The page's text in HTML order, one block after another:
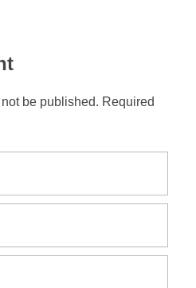
be published. Required